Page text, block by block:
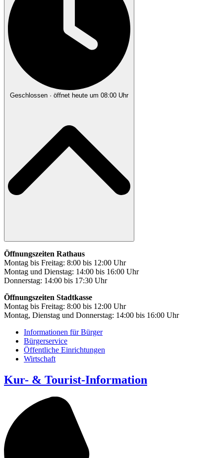
Geschlossen · öffnet heute um 08:00 Uhr
Öffnungszeiten Rathaus
Montag bis Freitag: 8:00 bis 12:00 Uhr
Montag und Dienstag: 14:00 bis 16:00 Uhr
Donnerstag: 14:00 bis 17:30 Uhr
Öffnungszeiten Stadtkasse
Montag bis Freitag: 8:00 bis 12:00 Uhr
Montag, Dienstag und Donnerstag: 14:00 bis 16:00 Uhr
Informationen für Bürger
Bürgerservice
Öffentliche Einrichtungen
Wirtschaft
Kur- & Tourist-Information